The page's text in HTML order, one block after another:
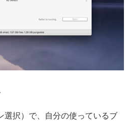
選択）で、自分の使っているブ